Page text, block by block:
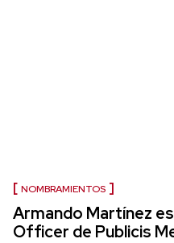
NOMBRAMIENTOS
Armando Martínez
Officer de Publicis